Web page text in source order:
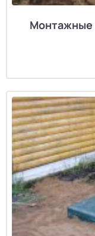
Монтажные